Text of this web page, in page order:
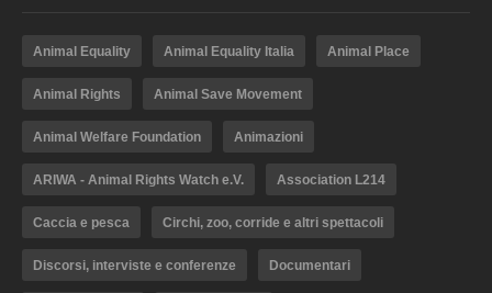
Animal Equality Animal Equality Italia Animal Place
Animal Rights Animal Save Movement
Animal Welfare Foundation Animazioni
ARIWA - Animal Rights Watch e.V. Association L214
Caccia e pesca Circhi, zoo, corride e altri spettacoli
Discorsi, interviste e conferenze Documentari